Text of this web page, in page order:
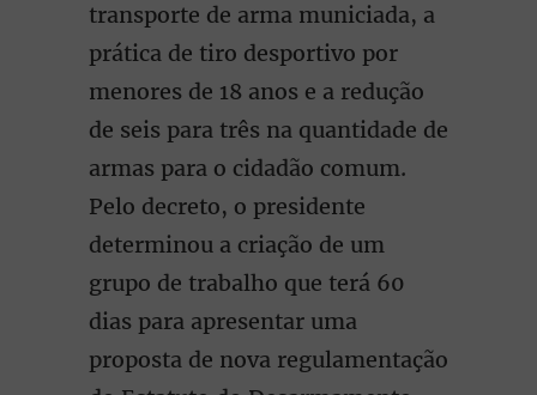
transporte de arma municiada, a
prática de tiro desportivo por
menores de 18 anos e a redução
de seis para três na quantidade de
armas para o cidadão comum.
Pelo decreto, o presidente
determinou a criação de um
grupo de trabalho que terá 60
dias para apresentar uma
proposta de nova regulamentação